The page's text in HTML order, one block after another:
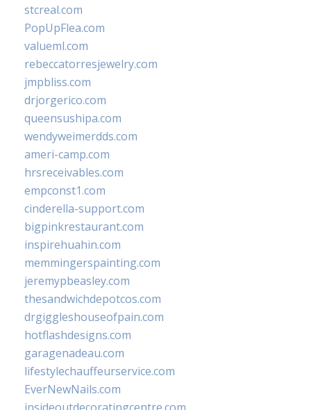
stcreal.com
PopUpFlea.com
valueml.com
rebeccatorresjewelry.com
jmpbliss.com
drjorgerico.com
queensushipa.com
wendyweimerdds.com
ameri-camp.com
hrsreceivables.com
empconst1.com
cinderella-support.com
bigpinkrestaurant.com
inspirehuahin.com
memmingerspainting.com
jeremypbeasley.com
thesandwichdepotcos.com
drgiggleshouseofpain.com
hotflashdesigns.com
garagenadeau.com
lifestylechauffeurservice.com
EverNewNails.com